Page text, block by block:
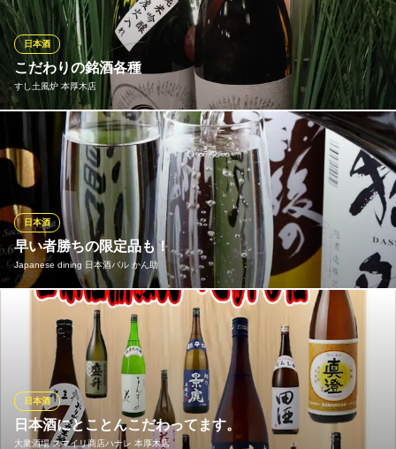
本厚木 浮浪雲 本店
和風料理居酒屋
小田急線本厚木駅 徒歩1分
神奈川県厚木市中町2-1-17 カネカビルB1
こだわりの銘酒各種
すし土風炉 本厚木店
日本酒
全国各地の美味しい地酒を常時20種以上ご用意しております。季
節限定の日本酒もございますのでお気に入りの一本がきっと見つ
かります！
すし土風炉 本厚木店
本厚木 個室 和食
小田急線本厚木駅 徒歩1分
神奈川県厚木市泉町1-1 小田急厚木ホテル4F
早い者勝ちの限定品も！
Japanese dining 日本酒バル かん助
日本酒
厳選したこだわりの日本酒。数量限定品もありますのでお早め
に！ 季節によって仕入れるお酒を変えています。
Japanese dining 日本酒バル かん助
日本酒・国産ワイン
小田急線本厚木駅 徒歩1分
神奈川県厚木市中町2-1-8 国方ビル2F
日本酒にとことんこだわってます。
大衆酒場 スマイリ商店ハナレ 本厚木店
日本酒